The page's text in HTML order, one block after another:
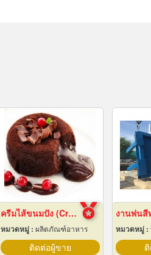
ครีมไส้ขนมปัง (Cream fillings for bread)
หมวดหมู่ : ผลิตภัณฑ์อาหาร
ติดต่อผู้ขาย
งานพ่นสี
หมวดหมู่ :